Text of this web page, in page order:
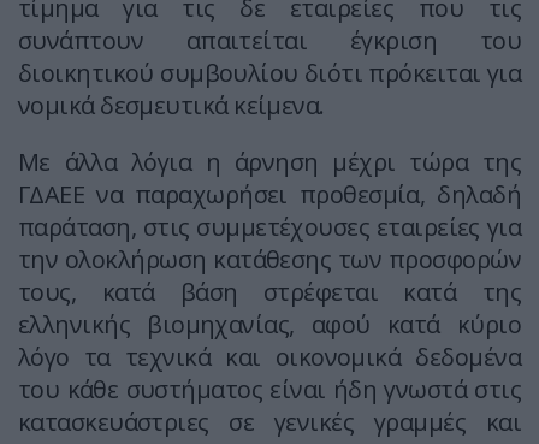
τίμημα για τις δε εταιρείες που τις
συνάπτουν απαιτείται έγκριση του
διοικητικού συμβουλίου διότι πρόκειται για
νομικά δεσμευτικά κείμενα.
Με άλλα λόγια η άρνηση μέχρι τώρα της
ΓΔΑΕΕ να παραχωρήσει προθεσμία, δηλαδή
παράταση, στις συμμετέχουσες εταιρείες για
την ολοκλήρωση κατάθεσης των προσφορών
τους, κατά βάση στρέφεται κατά της
ελληνικής βιομηχανίας, αφού κατά κύριο
λόγο τα τεχνικά και οικονομικά δεδομένα
του κάθε συστήματος είναι ήδη γνωστά στις
κατασκευάστριες σε γενικές γραμμές και